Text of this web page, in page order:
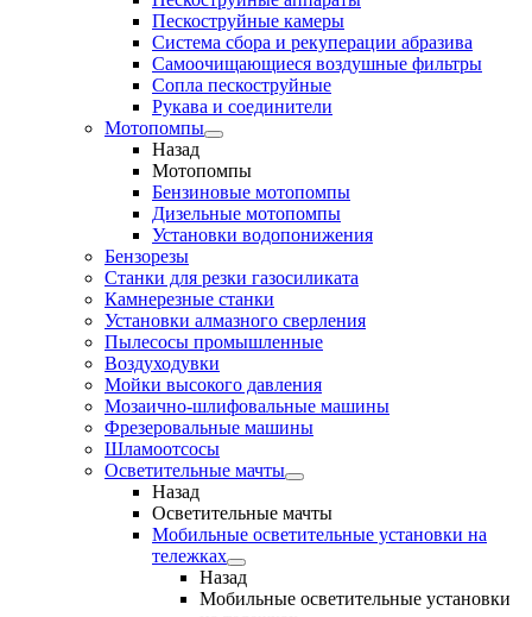
Пескоструйные камеры
Система сбора и рекуперации абразива
Самоочищающиеся воздушные фильтры
Сопла пескоструйные
Рукава и соединители
Мотопомпы
Назад
Мотопомпы
Бензиновые мотопомпы
Дизельные мотопомпы
Установки водопонижения
Бензорезы
Станки для резки газосиликата
Камнерезные станки
Установки алмазного сверления
Пылесосы промышленные
Воздуходувки
Мойки высокого давления
Мозаично-шлифовальные машины
Фрезеровальные машины
Шламоотсосы
Осветительные мачты
Назад
Осветительные мачты
Мобильные осветительные установки на
тележках
Назад
Мобильные осветительные установки